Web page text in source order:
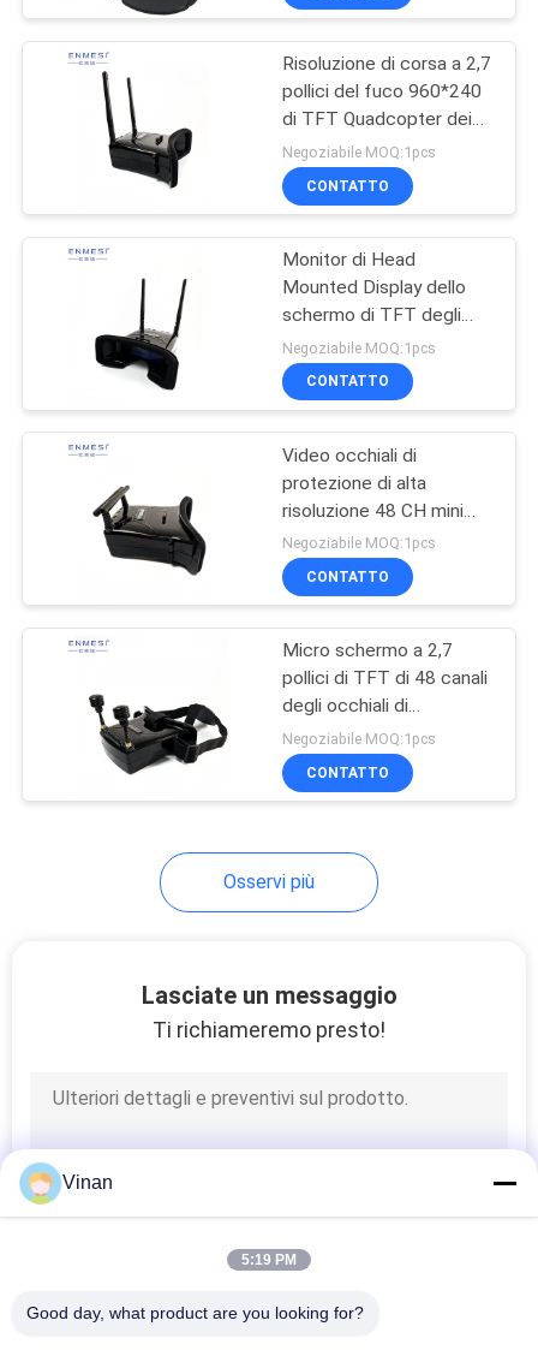
PRIVACY
Video vetri del
teatro mobile
10
Occhiali di
protezione del fuco
di FPV
Video vetri di FPV
Vetri di
visione
Vetri astuti di
Bluetooth
Risoluzione di corsa a 2,7
pollici del fuco 960*240
di TFT Quadcopter dei
migliori occhiali di
protezione del bilancio
FPV con 5.8G
Negoziabile MOQ:1pcs
CONTATTO
Monitor di Head
Mounted Display dello
schermo di TFT degli
occhiali di protezione del
fuco di risoluzione FPV di
diversità 960*240
Negoziabile MOQ:1pcs
CONTATTO
Video occhiali di
protezione di alta
risoluzione 48 CH mini
2,7" di Quadcopter FPV
vetri di HD TFT LCD FPV
Negoziabile MOQ:1pcs
CONTATTO
Micro schermo a 2,7
pollici di TFT di 48 canali
degli occhiali di
protezione di volo del
fuco del bilancio FPV per
il fuco di RC
Negoziabile MOQ:1pcs
CONTATTO
Osservi più
Lasciate un messaggio
Ti richiameremo presto!
Vinan
5:19 PM
Good day, what product are you looking for?